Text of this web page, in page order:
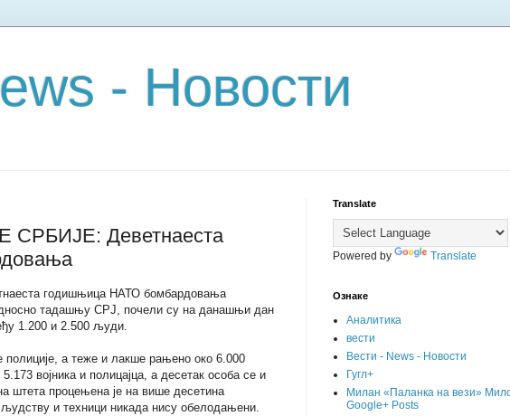
- Новости
Деветнаеста
годишњица НАТО бомбардовања
тадашњу СРЈ, почели су на данашњи дан
1.200 и 2.500 људи.
полиције, а теже и лакше рањено око 6.000
војника и полицајца, а десетак особа се и
штета процењена је на више десетина
и техници никада нису обелодањени.
Translate
Powered by Translate
Ознаке
Аналитика
вести
Вести - News - Новости
Гугл+
Милан «Паланка на вези»
Google+ Posts